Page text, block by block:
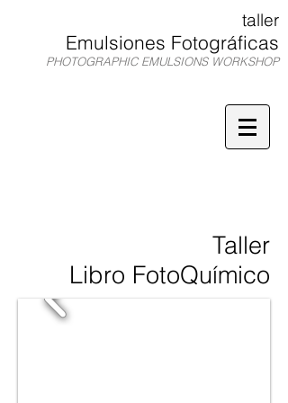
taller
Emulsiones Fotográficas
PHOTOGRAPHIC EMULSIONS WORKSHOP
Taller
Libro FotoQuímico